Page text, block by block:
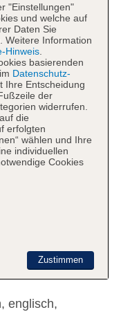
zahlbar vor Ort
englisch,
"Einstellungen"
und welche auf
Daten Sie
Weitere Information
Hinweis.
basierenden
Datenschutz-
Ihre Entscheidung
der
widerrufen.
die
erfolgten
wählen und Ihre
individuellen
Cookies
Zustimmen